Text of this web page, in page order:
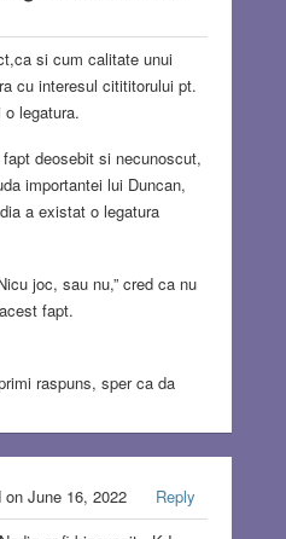
si cum calitate unui
cu interesul citititorului pt.
legatura.
deosebit si necunoscut,
importantei lui Duncan,
a existat o legatura
joc, sau nu,” cred ca nu
fapt.
raspuns, sper ca da
June 16, 2022
Reply